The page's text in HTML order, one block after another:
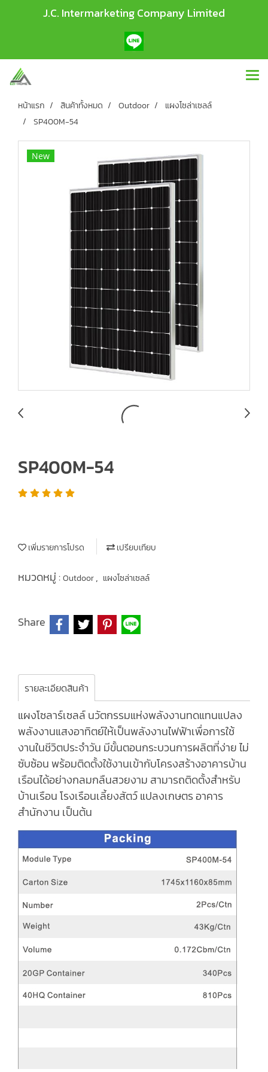
J.C. Intermarketing Company Limited
หน้าแรก สินค้าทั้งหมด Outdoor
แผงโซล่าเซลล์
SP400M-54
New
SP400M-54
เพิ่มรายการโปรด เปรียบเทียบ
หมวดหมู่ :Outdoor, แผงโซล่าเซลล์
Share
รายละเอียดสินค้า
แผงโซลาร์เซลล์ นวัตกรรมแห่งพลังงานทดแทนแปลง
พลังงานแสงอาทิตย์ให้เป็นพลังงานไฟฟ้าเพื่อการใช้
งานในชีวิตประจำวัน มีขั้นตอนกระบวนการผลิตที่ง่าย ไม่
ซับซ้อน พร้อมติดตั้งใช้งานเข้ากับโครงสร้างอาคารบ้าน
เรือนได้อย่างกลมกลืนสวยงาม สามารถติดตั้งสำหรับ
บ้านเรือน โรงเรือนเลี้ยงสัตว์ แปลงเกษตร อาคาร
สำนักงาน เป็นต้น